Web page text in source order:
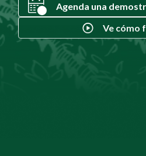
Agenda una
Ve cómo